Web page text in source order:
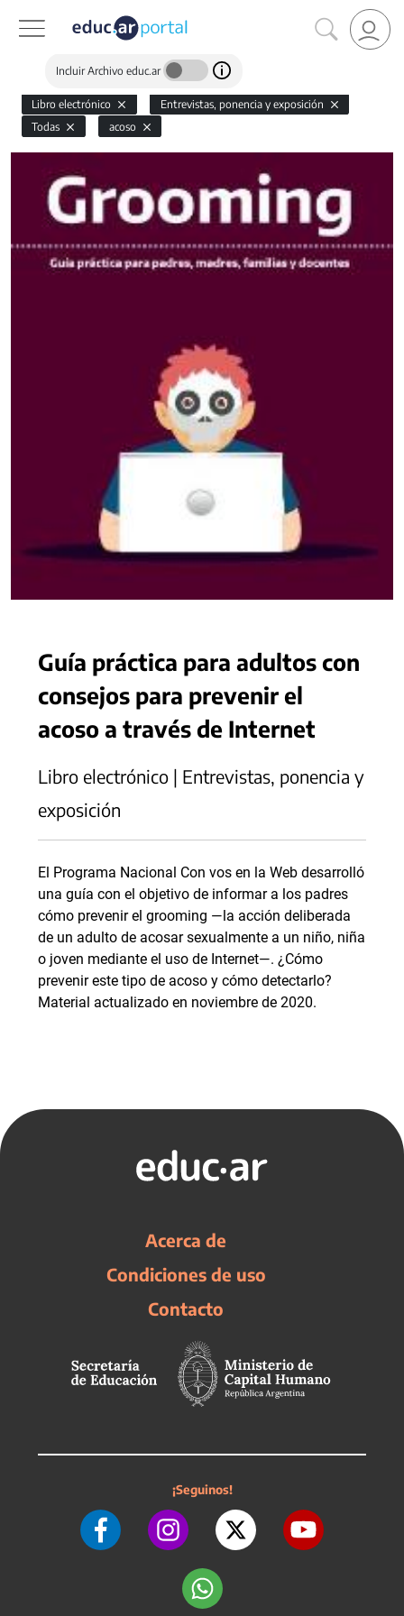
Incluir Archivo educ.ar
Libro electrónico
Entrevistas, ponencia y exposición
Todas
acoso
Guía práctica para adultos con
consejos para prevenir el
acoso a través de Internet
Libro electrónico | Entrevistas, ponencia y
exposición
El Programa Nacional Con vos en la Web desarrolló
una guía con el objetivo de informar a los padres
cómo prevenir el grooming —la acción deliberada
de un adulto de acosar sexualmente a un niño, niña
o joven mediante el uso de Internet—. ¿Cómo
prevenir este tipo de acoso y cómo detectarlo?
Material actualizado en noviembre de 2020.
Acerca de
Condiciones de uso
Contacto
¡Seguinos!